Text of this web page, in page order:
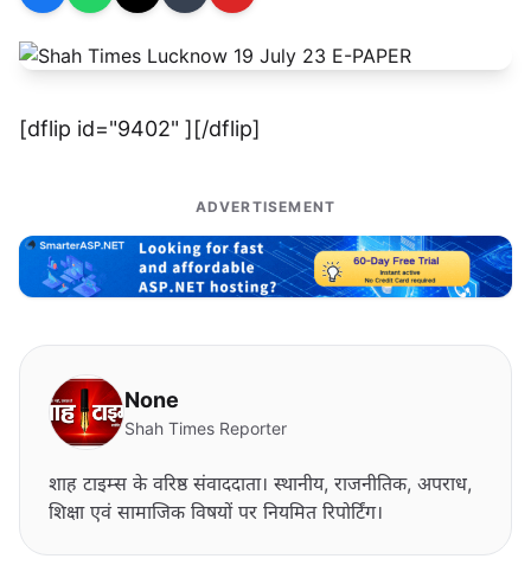
[dflip id="9402" ][/dflip]
ADVERTISEMENT
None
Shah Times Reporter
शाह टाइम्स के वरिष्ठ संवाददाता। स्थानीय, राजनीतिक, अपराध,
शिक्षा एवं सामाजिक विषयों पर नियमित रिपोर्टिंग।